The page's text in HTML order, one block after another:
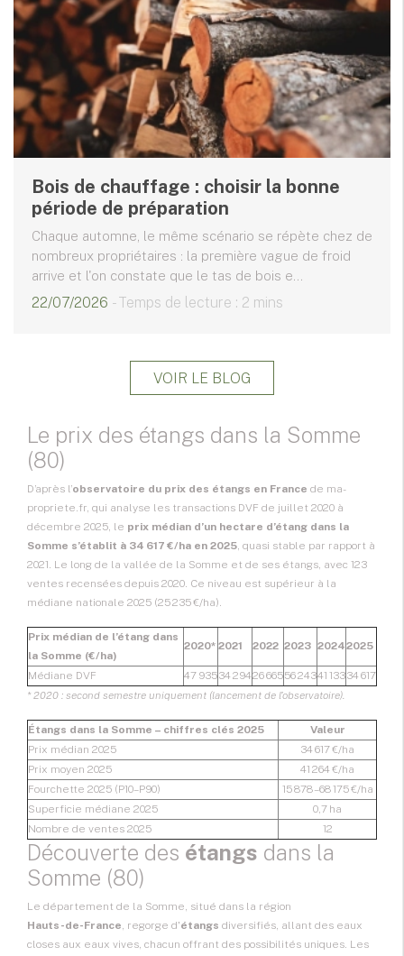
Bois de chauffage : choisir la bonne
période de préparation
Chaque automne, le même scénario se répète chez de
nombreux propriétaires : la première vague de froid
arrive et l'on constate que le tas de bois e...
22/07/2026 - Temps de lecture : 2 mins
VOIR LE BLOG
Le prix des étangs dans la Somme
(80)
D’après l’observatoire du prix des étangs en France de ma-
propriete.fr, qui analyse les transactions DVF de juillet 2020 à
décembre 2025, le prix médian d’un hectare d’étang dans la
Somme s’établit à 34 617 €/ha en 2025, quasi stable par rapport à
2021. Le long de la vallée de la Somme et de ses étangs, avec 123
ventes recensées depuis 2020. Ce niveau est supérieur à la
médiane nationale 2025 (25 235 €/ha).
Prix médian de l’étang dans
la Somme (€/ha)
2020* 2021 2022 2023 20242025
Médiane DVF 47 93534 29426 66556 24341 13334 617
* 2020 : second semestre uniquement (lancement de l’observatoire).
Étangs dans la Somme – chiffres clés 2025
Valeur
Prix médian 2025
34 617 €/ha
Prix moyen 2025
41 264 €/ha
Fourchette 2025 (P10–P90)
15 878 – 68 175 €/ha
Superficie médiane 2025
0,7 ha
Nombre de ventes 2025
12
Découverte des étangs dans la
Somme (80)
Le département de la Somme, situé dans la région
Hauts-de-France, regorge d'étangs diversifiés, allant des eaux
closes aux eaux vives, chacun offrant des possibilités uniques. Les